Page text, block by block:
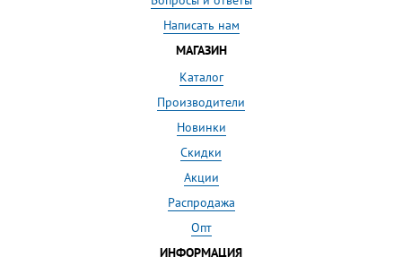
Написать нам
МАГАЗИН
Каталог
Производители
Новинки
Скидки
Акции
Распродажа
Опт
ИНФОРМАЦИЯ